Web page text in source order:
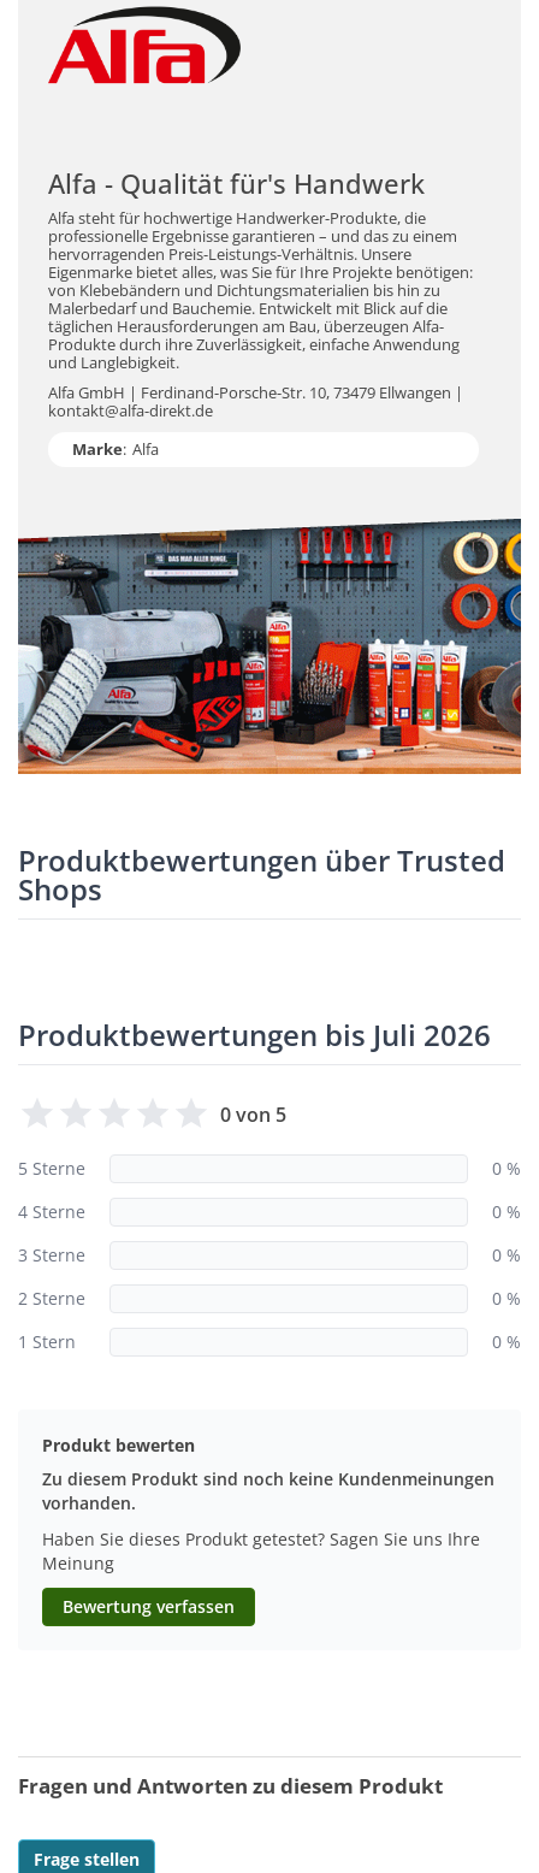
Alfa - Qualität für's Handwerk
Alfa steht für hochwertige Handwerker-Produkte, die
professionelle Ergebnisse garantieren – und das zu einem
hervorragenden Preis-Leistungs-Verhältnis. Unsere
Eigenmarke bietet alles, was Sie für Ihre Projekte benötigen:
von Klebebändern und Dichtungsmaterialien bis hin zu
Malerbedarf und Bauchemie. Entwickelt mit Blick auf die
täglichen Herausforderungen am Bau, überzeugen Alfa-
Produkte durch ihre Zuverlässigkeit, einfache Anwendung
und Langlebigkeit.
Alfa GmbH | Ferdinand-Porsche-Str. 10, 73479 Ellwangen |
kontakt@alfa-direkt.de
Marke: Alfa
Produktbewertungen über Trusted
Shops
Produktbewertungen bis Juli 2026
0 von 5
5 Sterne
0 %
4 Sterne
0 %
3 Sterne
0 %
2 Sterne
0 %
1 Stern
0 %
Produkt bewerten
Zu diesem Produkt sind noch keine Kundenmeinungen
vorhanden.
Haben Sie dieses Produkt getestet? Sagen Sie uns Ihre
Meinung
Bewertung verfassen
Fragen und Antworten zu diesem Produkt
Frage stellen